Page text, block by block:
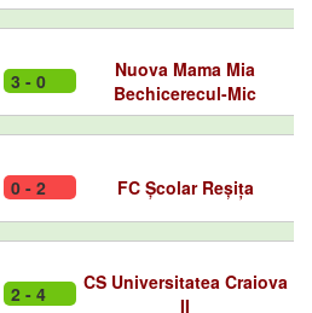
3 - 0
Nuova Mama Mia
Bechicerecul-Mic
0 - 2 FC Școlar Reșița
2 - 4
CS Universitatea Craiova
II